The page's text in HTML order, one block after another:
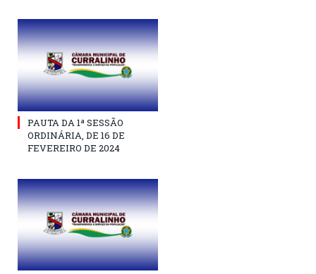
PAUTA DA 1ª SESSÃO
ORDINÁRIA, DE 16 DE
FEVEREIRO DE 2024